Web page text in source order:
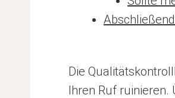
Die
Ihren Ruf ruinieren.